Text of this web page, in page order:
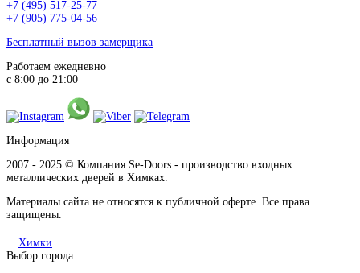
+7 (495) 517-25-77
+7 (905) 775-04-56
Бесплатный вызов замерщика
Работаем ежедневно
с 8:00 до 21:00
Информация
2007 - 2025 © Компания Se-Doors - производство входных
металлических дверей в Химках.
Материалы сайта не относятся к публичной оферте. Все права
защищены.
Химки
Выбор города